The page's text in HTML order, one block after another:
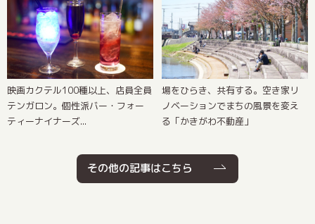
映画カクテル100種以上、店員全員
テンガロン。個性派バー・フォー
ティーナイナーズ...
場をひらき、共有する。空き家リ
ノベーションでまちの風景を変え
る「かきがわ不動産」
その他の記事はこちら